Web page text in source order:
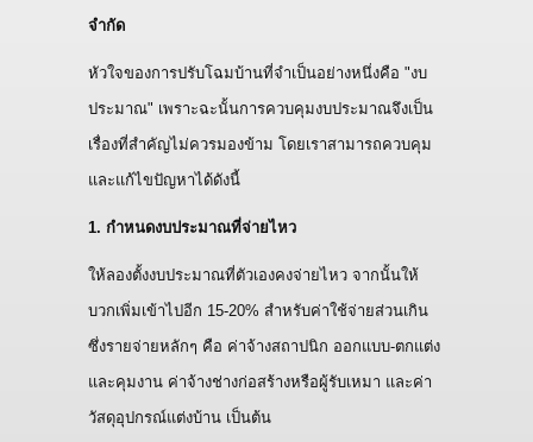
จำกัด
หัวใจของการปรับโฉมบ้านที่จำเป็นอย่างหนึ่งคือ "งบ
ประมาณ" เพราะฉะนั้นการควบคุมงบประมาณจึงเป็น
เรื่องที่สำคัญไม่ควรมองข้าม โดยเราสามารถควบคุม
และแก้ไขปัญหาได้ดังนี้
1. กำหนดงบประมาณที่จ่ายไหว
ให้ลองตั้งงบประมาณที่ตัวเองคงจ่ายไหว จากนั้นให้
บวกเพิ่มเข้าไปอีก 15-20% สำหรับค่าใช้จ่ายส่วนเกิน
ซึ่งรายจ่ายหลักๆ คือ ค่าจ้างสถาปนิก ออกแบบ-ตกแต่ง
และคุมงาน ค่าจ้างช่างก่อสร้างหรือผู้รับเหมา และค่า
วัสดุอุปกรณ์แต่งบ้าน เป็นต้น